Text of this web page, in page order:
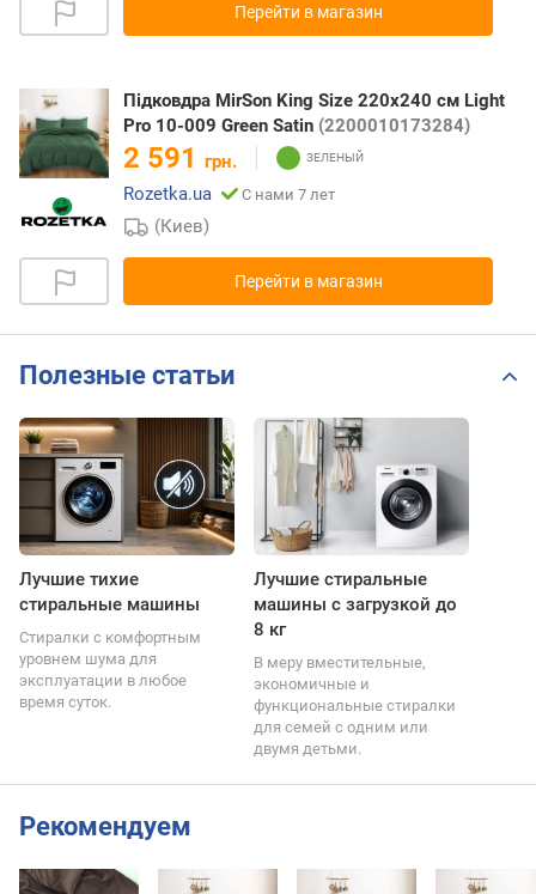
Перейти в магазин
Підковдра MirSon King Size 220x240 см Light
Pro 10-009 Green Satin (2200010173284)
2 591 грн.
Rozetka.ua
С нами 7 лет
(Киев)
Перейти в магазин
Полезные статьи
Лучшие тихие
стиральные машины
Стиралки с комфортным
уровнем шума для
эксплуатации в любое
время суток.
Лучшие стиральные
машины с загрузкой до
8 кг
В меру вместительные,
экономичные и
функциональные стиралки
для семей с одним или
двумя детьми.
Рекомендуем